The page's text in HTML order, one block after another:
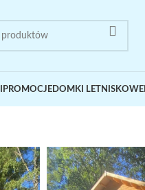
PROMOCJE DOMKI LETNISKOWE